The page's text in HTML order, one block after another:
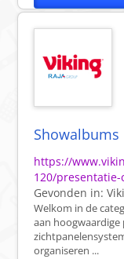
https://
120/presentatie-
Gevonden in:
Welkom in de
aan
organiseren ...